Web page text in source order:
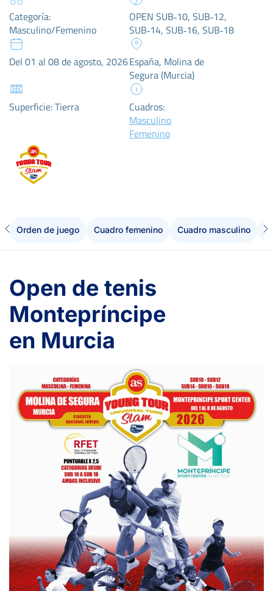
Categoría:
Masculino/Femenino
OPEN SUB‑10, SUB‑12,
SUB‑14, SUB‑16, SUB‑18
Del 01 al 08 de agosto, 2026España, Molina de
Segura (Murcia)
Superficie: Tierra
Cuadros:
Masculino
Femenino
Orden de juego Cuadro femenino Cuadro masculino
Open de tenis
Montepríncipe
en Murcia